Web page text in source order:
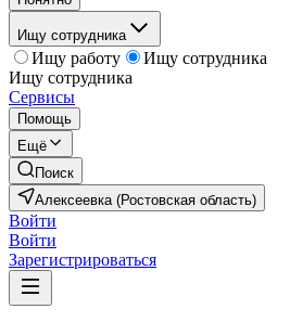
Ищу сотрудника
Ищу работу
Ищу сотрудника
Ищу сотрудника
Сервисы
Помощь
Ещё
Поиск
Алексеевка (Ростовская область)
Войти
Войти
Зарегистрироваться